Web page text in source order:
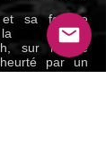
sa femme
course
sur l'étape
par un
Sir Robin